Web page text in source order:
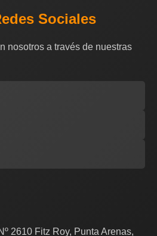
Sociales
nosotros a través de nuestras
2610 Fitz Roy, Punta Arenas,